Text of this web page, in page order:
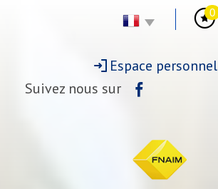
0
Espace personnel
Suivez nous sur